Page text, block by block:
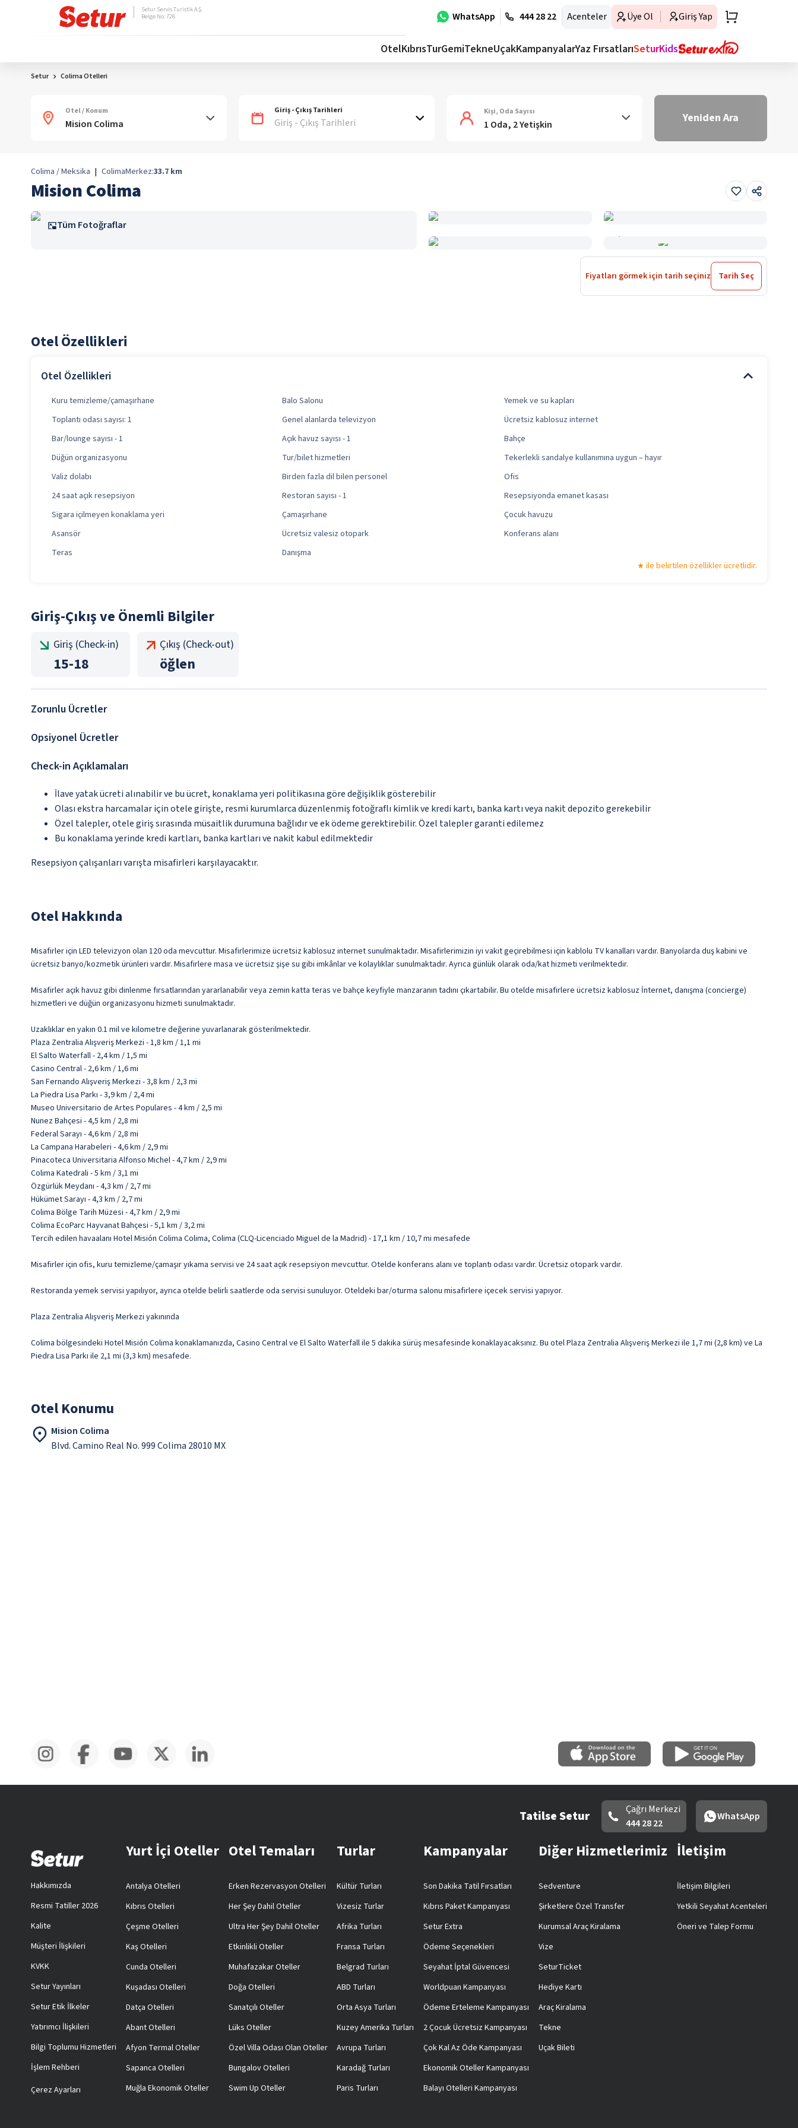
WhatsApp 444 28 22 Acenteler Üye Ol Giriş Yap
Setur Servis Turistik A.Ş.
Belge No: 728
OtelKıbrısTurGemiTekneUçakKampanyalarYaz FırsatlarıSeturKids
Setur Colima Otelleri
Otel / Konum Giriş - Çıkış Tarihleri
Giriş - Çıkış Tarihleri
Kişi, Oda Sayısı
1 Oda, 2 Yetişkin Yeniden Ara
Colima / Meksika | ColimaMerkez:33.7 km
Mision Colima
Tüm Fotoğraflar
Fiyatları görmek için tarih seçiniz Tarih Seç
Otel Özellikleri
Otel Özellikleri
Kuru temizleme/çamaşırhane Balo Salonu
Yemek ve su kapları
Toplantı odası sayısı: 1
Genel alanlarda televizyon
Ücretsiz kablosuz internet
Bar/lounge sayısı - 1
Açık havuz sayısı - 1
Bahçe
Düğün organizasyonu
Tur/bilet hizmetleri
Tekerlekli sandalye kullanımına uygun – hayır
Valiz dolabı
Birden fazla dil bilen personel
Ofis
24 saat açık resepsiyon
Restoran sayısı - 1
Resepsiyonda emanet kasası
Sigara içilmeyen konaklama yeri
Çamaşırhane
Çocuk havuzu
Asansör
Ücretsiz valesiz otopark
Konferans alanı
Teras
Danışma
ile belirtilen özellikler ücretlidir.
Giriş-Çıkış ve Önemli Bilgiler
Giriş (Check-in)
15-18
Çıkış (Check-out)
öğlen
Zorunlu Ücretler
Opsiyonel Ücretler
Check-in Açıklamaları
İlave yatak ücreti alınabilir ve bu ücret, konaklama yeri politikasına göre değişiklik gösterebilir
Olası ekstra harcamalar için otele girişte, resmi kurumlarca düzenlenmiş fotoğraflı kimlik ve kredi kartı, banka kartı veya nakit depozito gerekebilir
Özel talepler, otele giriş sırasında müsaitlik durumuna bağlıdır ve ek ödeme gerektirebilir. Özel talepler garanti edilemez
Bu konaklama yerinde kredi kartları, banka kartları ve nakit kabul edilmektedir
Resepsiyon çalışanları varışta misafirleri karşılayacaktır.
Otel Hakkında
Misafirler için LED televizyon olan 120 oda mevcuttur. Misafirlerimize ücretsiz kablosuz internet sunulmaktadır. Misafirlerimizin iyi vakit geçirebilmesi için kablolu TV kanalları vardır. Banyolarda duş kabini ve
ücretsiz banyo/kozmetik ürünleri vardır. Misafirlere masa ve ücretsiz şişe su gibi imkânlar ve kolaylıklar sunulmaktadır. Ayrıca günlük olarak oda/kat hizmeti verilmektedir.
Misafirler açık havuz gibi dinlenme fırsatlarından yararlanabilir veya zemin katta teras ve bahçe keyfiyle manzaranın tadını çıkartabilir. Bu otelde misafirlere ücretsiz kablosuz İnternet, danışma (concierge)
hizmetleri ve düğün organizasyonu hizmeti sunulmaktadır.
Uzaklıklar en yakın 0.1 mil ve kilometre değerine yuvarlanarak gösterilmektedir.
Plaza Zentralia Alışveriş Merkezi - 1,8 km / 1,1 mi
El Salto Waterfall - 2,4 km / 1,5 mi
Casino Central - 2,6 km / 1,6 mi
San Fernando Alışveriş Merkezi - 3,8 km / 2,3 mi
La Piedra Lisa Parkı - 3,9 km / 2,4 mi
Museo Universitario de Artes Populares - 4 km / 2,5 mi
Nunez Bahçesi - 4,5 km / 2,8 mi
Federal Sarayı - 4,6 km / 2,8 mi
La Campana Harabeleri - 4,6 km / 2,9 mi
Pinacoteca Universitaria Alfonso Michel - 4,7 km / 2,9 mi
Colima Katedrali - 5 km / 3,1 mi
Özgürlük Meydanı - 4,3 km / 2,7 mi
Hükümet Sarayı - 4,3 km / 2,7 mi
Colima Bölge Tarih Müzesi - 4,7 km / 2,9 mi
Colima EcoParc Hayvanat Bahçesi - 5,1 km / 3,2 mi
Tercih edilen havaalanı Hotel Misión Colima Colima, Colima (CLQ-Licenciado Miguel de la Madrid) - 17,1 km / 10,7 mi mesafede
Misafirler için ofis, kuru temizleme/çamaşır yıkama servisi ve 24 saat açık resepsiyon mevcuttur. Otelde konferans alanı ve toplantı odası vardır. Ücretsiz otopark vardır.
Restoranda yemek servisi yapılıyor, ayrıca otelde belirli saatlerde oda servisi sunuluyor. Oteldeki bar/oturma salonu misafirlere içecek servisi yapıyor.
Plaza Zentralia Alışveriş Merkezi yakınında
Colima bölgesindeki Hotel Misión Colima konaklamanızda, Casino Central ve El Salto Waterfall ile 5 dakika sürüş mesafesinde konaklayacaksınız. Bu otel Plaza Zentralia Alışveriş Merkezi ile 1,7 mi (2,8 km) ve La
Piedra Lisa Parkı ile 2,1 mi (3,3 km) mesafede.
Otel Konumu
Mision Colima
Blvd. Camino Real No. 999 Colima 28010 MX
Tatilse Setur
Çağrı Merkezi
444 28 22
WhatsApp
Hakkımızda
Resmi Tatiller 2026
Kalite
Müşteri İlişkileri
KVKK
Setur Yayınları
Setur Etik İlkeler
Yatırımcı İlişkileri
Bilgi Toplumu Hizmetleri
İşlem Rehberi
Çerez Ayarları
Yurt İçi Oteller
Antalya Otelleri
Kıbrıs Otelleri
Çeşme Otelleri
Kaş Otelleri
Cunda Otelleri
Kuşadası Otelleri
Datça Otelleri
Abant Otelleri
Afyon Termal Oteller
Sapanca Otelleri
Muğla Ekonomik Oteller
Otel Temaları
Erken Rezervasyon Otelleri
Her Şey Dahil Oteller
Ultra Her Şey Dahil Oteller
Etkinlikli Oteller
Muhafazakar Oteller
Doğa Otelleri
Sanatçılı Oteller
Lüks Oteller
Özel Villa Odası Olan Oteller
Bungalov Otelleri
Swim Up Oteller
Turlar
Kültür Turları
Vizesiz Turlar
Afrika Turları
Fransa Turları
Belgrad Turları
ABD Turları
Orta Asya Turları
Kuzey Amerika Turları
Avrupa Turları
Karadağ Turları
Paris Turları
Kampanyalar
Son Dakika Tatil Fırsatları
Kıbrıs Paket Kampanyası
Setur Extra
Ödeme Seçenekleri
Seyahat İptal Güvencesi
Worldpuan Kampanyası
Ödeme Erteleme Kampanyası
2 Çocuk Ücretsiz Kampanyası
Çok Kal Az Öde Kampanyası
Ekonomik Oteller Kampanyası
Balayı Otelleri Kampanyası
Diğer Hizmetlerimiz
Sedventure
Şirketlere Özel Transfer
Kurumsal Araç Kiralama
Vize
SeturTicket
Hediye Kartı
Araç Kiralama
Tekne
Uçak Bileti
İletişim
İletişim Bilgileri
Yetkili Seyahat Acenteleri
Öneri ve Talep Formu